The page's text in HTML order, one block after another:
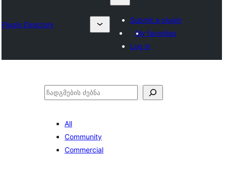
Plugin Directory
Submit a plugin
My favorites
Log in
ძებნა
All
Community
Commercial